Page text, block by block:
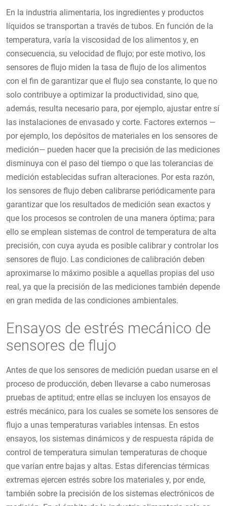
En la industria alimentaria, los ingredientes y productos
líquidos se transportan a través de tubos. En función de la
temperatura, varía la viscosidad de los alimentos y, en
consecuencia, su velocidad de flujo; por este motivo, los
sensores de flujo miden la tasa de flujo de los alimentos
con el fin de garantizar que el flujo sea constante, lo que no
solo contribuye a optimizar la productividad, sino que,
además, resulta necesario para, por ejemplo, ajustar entre sí
las instalaciones de envasado y corte. Factores externos —
por ejemplo, los depósitos de materiales en los sensores de
medición— pueden hacer que la precisión de las mediciones
disminuya con el paso del tiempo o que las tolerancias de
medición establecidas sufran alteraciones. Por esta razón,
los sensores de flujo deben calibrarse periódicamente para
garantizar que los resultados de medición sean exactos y
que los procesos se controlen de una manera óptima; para
ello se emplean sistemas de control de temperatura de alta
precisión, con cuya ayuda es posible calibrar y controlar los
sensores de flujo. Las condiciones de calibración deben
aproximarse lo máximo posible a aquellas propias del uso
real, ya que la precisión de las mediciones también depende
en gran medida de las condiciones ambientales.
Ensayos de estrés mecánico de
sensores de flujo
Antes de que los sensores de medición puedan usarse en el
proceso de producción, deben llevarse a cabo numerosas
pruebas de aptitud; entre ellas se incluyen los ensayos de
estrés mecánico, para los cuales se somete los sensores de
flujo a unas temperaturas variables intensas. En estos
ensayos, los sistemas dinámicos y de respuesta rápida de
control de temperatura simulan temperaturas de choque
que varían entre bajas y altas. Estas diferencias térmicas
extremas ejercen estrés sobre los materiales y, por ende,
también sobre la precisión de los sistemas electrónicos de